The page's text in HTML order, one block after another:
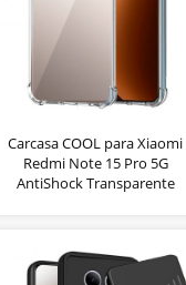
Carcasa COOL para Xiaomi
Redmi Note 15 Pro 5G
AntiShock Transparente